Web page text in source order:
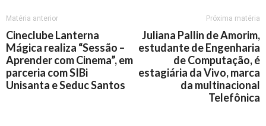
Matéria anterior
Cineclube Lanterna
Mágica realiza “Sessão –
Aprender com Cinema”, em
parceria com SIBi
Unisanta e Seduc Santos
Próxima matéria
Juliana Pallin de Amorim,
estudante de Engenharia
de Computação, é
estagiária da Vivo, marca
da multinacional
Telefônica